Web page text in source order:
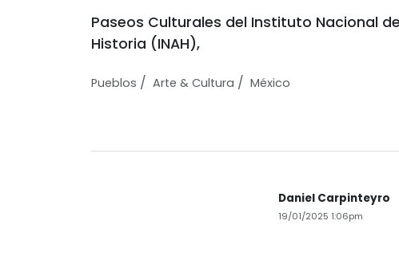
Paseos Culturales del Instituto Nacional
Historia (INAH),
Pueblos / Arte & Cultura / México
Daniel Carpinteyro
19/01/2025 1:06pm